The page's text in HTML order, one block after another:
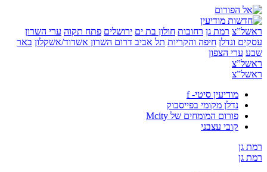
רמת גן רחובות חולון בת ים ירושלים פתח תקוה ערי השרון
ונדלן חיפה והקריות תל אביבדרום השרון אשדוד/אשקלון באר
ערי הצפון
מודיעין סיטי- f
נדלן מקומי בפייסבוק
פורום המומחים של Mcity
קובי עצבני